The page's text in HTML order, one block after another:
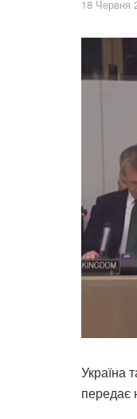
18 Червня
Україна
передає